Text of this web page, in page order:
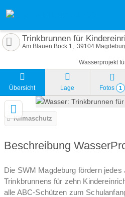
Trinkbrunnen für
Am Blauen Bock 1 39104
Wasserprojekt
Übersicht Lage Fotos 1
Klimaschutz
Beschreibung
Die SWM Magdeburg fördern
Trinkbrunnens für zehn
alle ABC-Schützen zum